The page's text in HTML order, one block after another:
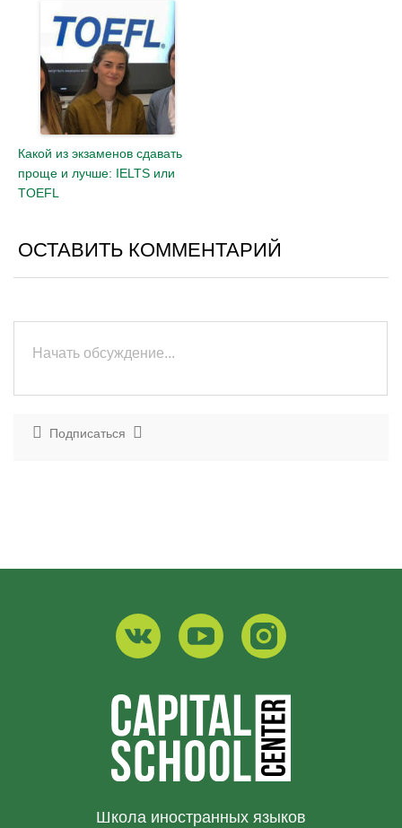
Какой из экзаменов сдавать
проще и лучше: IELTS или
TOEFL
ОСТАВИТЬ КОММЕНТАРИЙ
Подписаться
Школа иностранных языков